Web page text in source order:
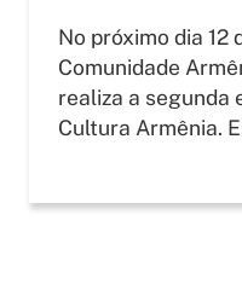
No próximo dia 12
Comunidade
realiza a segunda
Cultura Armênia.